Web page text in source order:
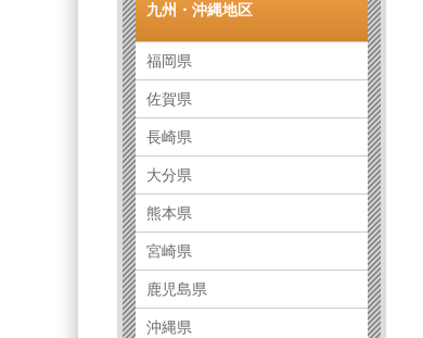
九州・沖縄地区
福岡県
佐賀県
長崎県
大分県
熊本県
宮崎県
鹿児島県
沖縄県